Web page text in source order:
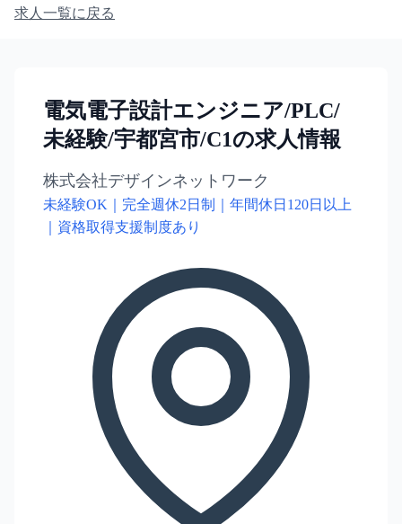
求人一覧に戻る
電気電子設計エンジニア/PLC/
未経験/宇都宮市/C1の求人情報
株式会社デザインネットワーク
未経験OK｜完全週休2日制｜年間休日120日以上
｜資格取得支援制度あり